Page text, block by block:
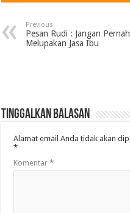
Previous
Pesan Rudi : Jangan
Melupakan Jasa Ibu
Tinggalkan Balasan
Alamat email Anda tidak akan
*
Komentar*